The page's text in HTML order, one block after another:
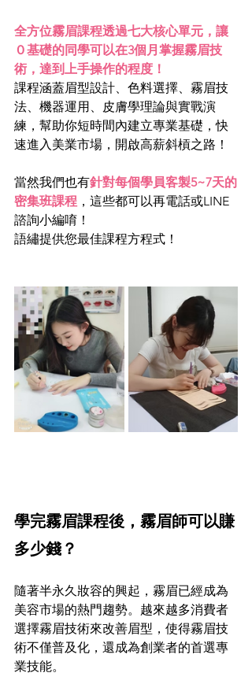
全方位霧眉課程透過七大核心單元，讓
０基礎的同學可以在3個月掌握霧眉技
術，達到上手操作的程度！
課程涵蓋眉型設計、色料選擇、霧眉技
法、機器運用、皮膚學理論與實戰演
練，幫助你短時間內建立專業基礎，快
速進入美業市場，開啟高薪斜槓之路！
當然我們也有針對每個學員客製5~7天的
密集班課程 ，這些都可以再電話或LINE
諮詢小編唷！
語繡提供您最佳課程方程式！
學完霧眉課程後，霧眉師可以賺
多少錢？
隨著半永久妝容的興起，霧眉已經成為
美容市場的熱門趨勢。越來越多消費者
選擇霧眉技術來改善眉型，使得霧眉技
術不僅普及化，還成為創業者的首選專
業技能。